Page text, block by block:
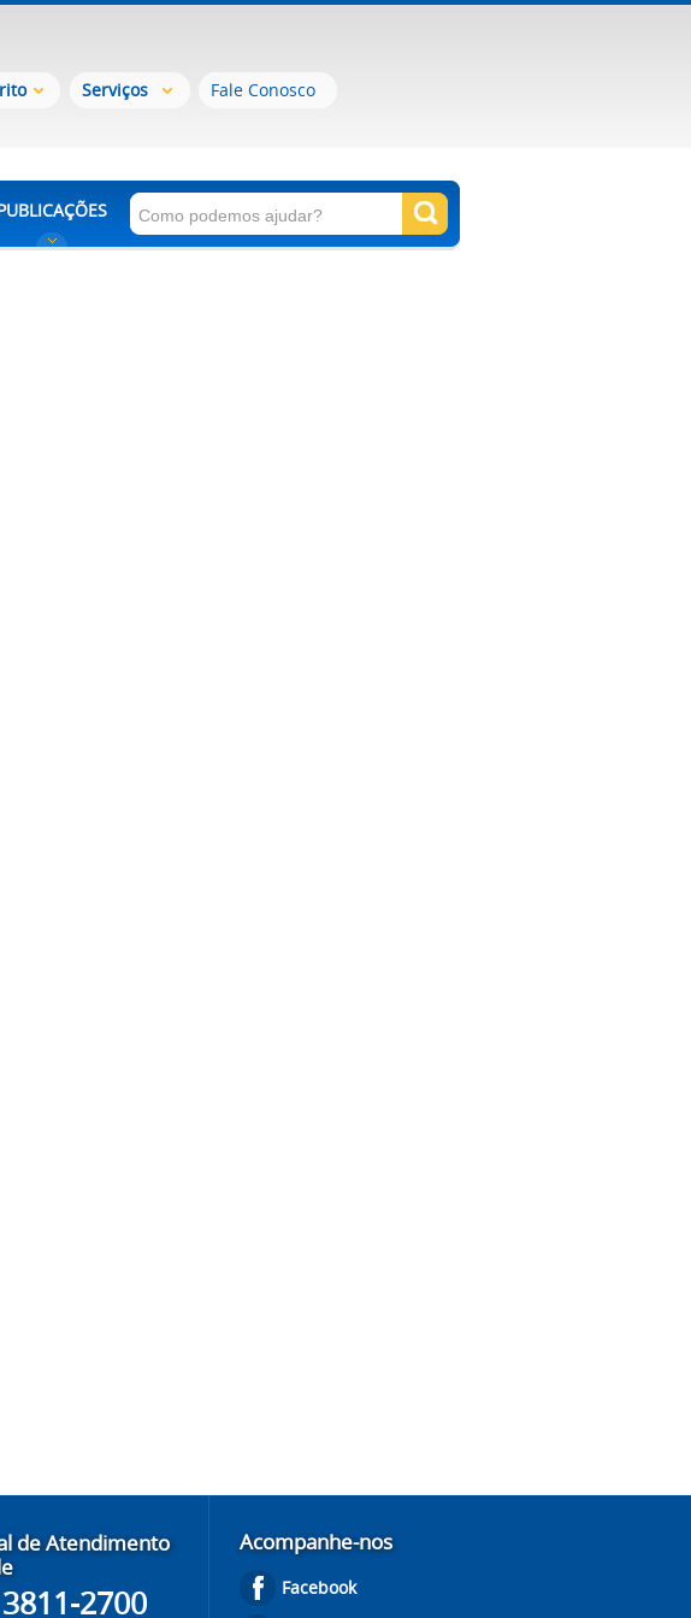
Serviços Fale Conosco
de Atendimento
2700
Acompanhe-nos
Facebook